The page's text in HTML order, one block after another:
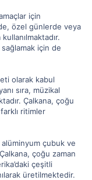
için
özel günlerde veya
için de
olarak kabul
sıra, müzikal
Çalkana, çoğu
ritimler
çubuk ve
çoğu zaman
çeşitli
üretilmektedir.